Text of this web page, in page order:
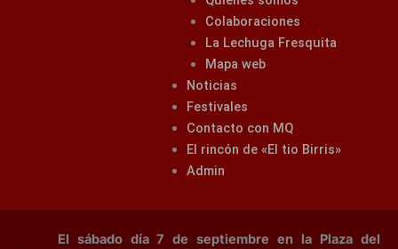
Colaboraciones
La Lechuga Fresquita
Mapa web
Noticias
Festivales
Contacto con MQ
El rincón de «El tio Birris»
Admin
El sábado día 7 de septiembre en la Plaza del